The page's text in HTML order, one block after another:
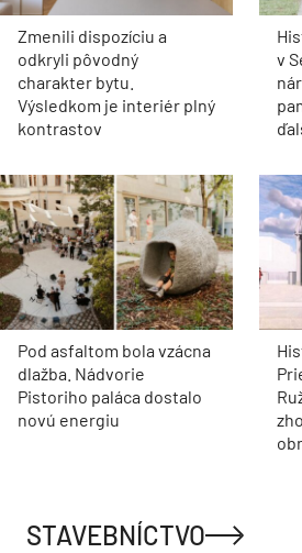
Zmenili dispozíciu a
odkryli pôvodný
charakter bytu.
Výsledkom je interiér plný
kontrastov
v
Pod asfaltom bola vzácna
dlažba. Nádvorie
Pistoriho paláca dostalo
novú energiu
STAVEBNÍCTVO